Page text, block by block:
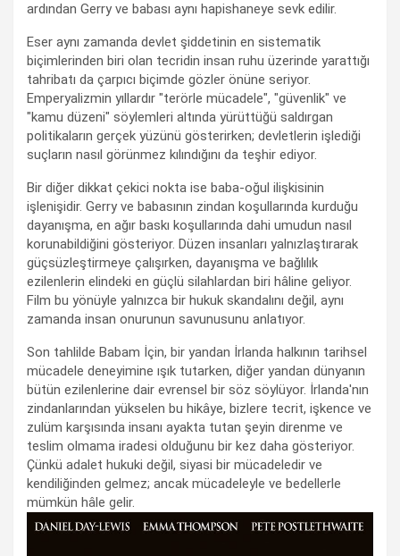
ardından Gerry ve babası aynı hapishaneye sevk edilir.
Eser aynı zamanda devlet şiddetinin en sistematik
biçimlerinden biri olan tecridin insan ruhu üzerinde yarattığı
tahribatı da çarpıcı biçimde gözler önüne seriyor.
Emperyalizmin yıllardır "terörle mücadele", "güvenlik" ve
"kamu düzeni" söylemleri altında yürüttüğü saldırgan
politikaların gerçek yüzünü gösterirken; devletlerin işlediği
suçların nasıl görünmez kılındığını da teşhir ediyor.
Bir diğer dikkat çekici nokta ise baba-oğul ilişkisinin
işlenişidir. Gerry ve babasının zindan koşullarında kurduğu
dayanışma, en ağır baskı koşullarında dahi umudun nasıl
korunabildiğini gösteriyor. Düzen insanları yalnızlaştırarak
güçsüzleştirmeye çalışırken, dayanışma ve bağlılık
ezilenlerin elindeki en güçlü silahlardan biri hâline geliyor.
Film bu yönüyle yalnızca bir hukuk skandalını değil, aynı
zamanda insan onurunun savunusunu anlatıyor.
Son tahlilde Babam İçin, bir yandan İrlanda halkının tarihsel
mücadele deneyimine ışık tutarken, diğer yandan dünyanın
bütün ezilenlerine dair evrensel bir söz söylüyor. İrlanda'nın
zindanlarından yükselen bu hikâye, bizlere tecrit, işkence ve
zulüm karşısında insanı ayakta tutan şeyin direnme ve
teslim olmama iradesi olduğunu bir kez daha gösteriyor.
Çünkü adalet hukuki değil, siyasi bir mücadeledir ve
kendiliğinden gelmez; ancak mücadeleyle ve bedellerle
mümkün hâle gelir.